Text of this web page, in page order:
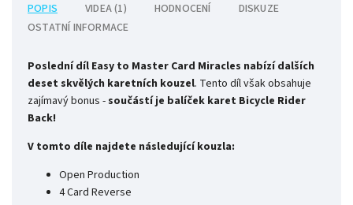
POPIS VIDEA (1) HODNOCENÍ
DISKUZE
OSTATNÍ INFORMACE
Poslední díl Easy to Master Card Miracles nabízí dalších
deset skvělých karetních kouzel. Tento díl však obsahuje
zajímavý bonus -součástí je balíček karet Bicycle Rider
Back!
V tomto díle najdete následující kouzla:
Open Production
4 Card Reverse